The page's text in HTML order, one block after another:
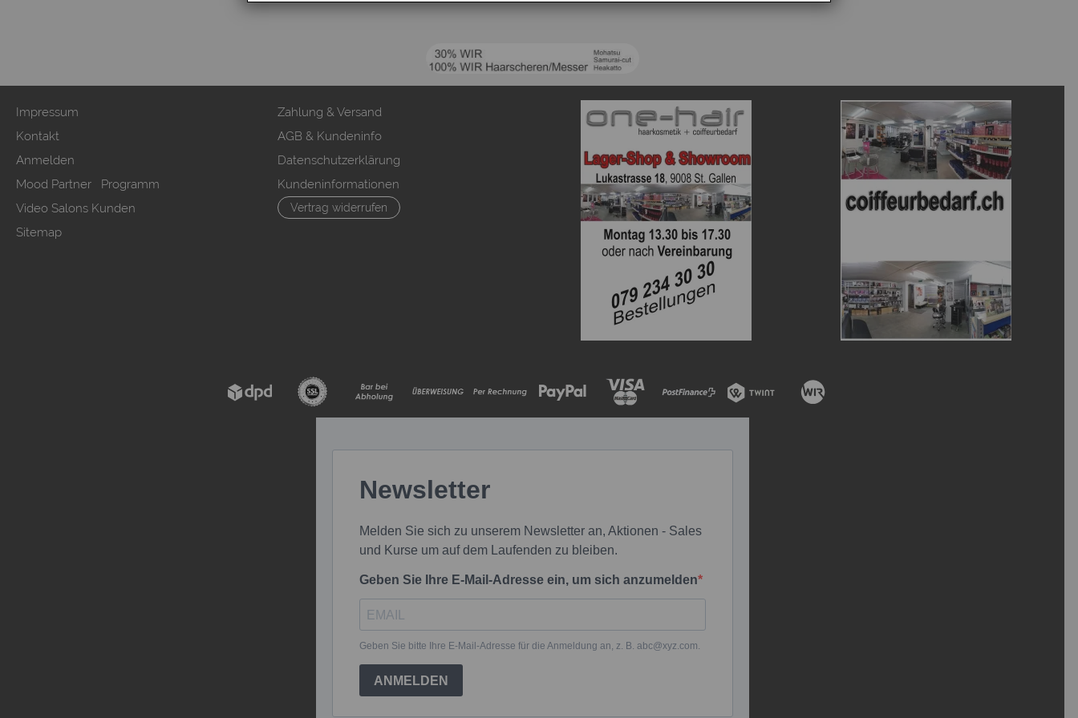
Impressum
Kontakt
Anmelden
Mood Partner Programm
Video Salons Kunden
Sitemap
Zahlung & Versand
AGB & Kundeninfo
Datenschutzerklärung
Kundeninformationen
Vertrag widerrufen